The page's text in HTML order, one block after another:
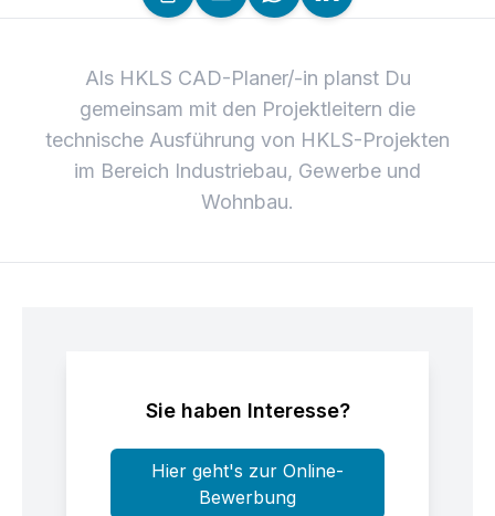
Als HKLS CAD-Planer/-in planst Du
gemeinsam mit den Projektleitern die
technische Ausführung von HKLS-Projekten
im Bereich Industriebau, Gewerbe und
Wohnbau.
Sie haben Interesse?
Hier geht's zur Online-
Bewerbung